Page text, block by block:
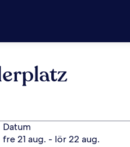
Datum